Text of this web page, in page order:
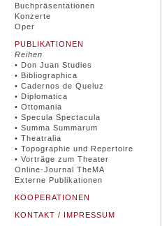
Buchpräsentationen
Konzerte
Oper
PUBLIKATIONEN
Reihen
• Don Juan Studies
• Bibliographica
• Cadernos de Queluz
• Diplomatica
• Ottomania
• Specula Spectacula
• Summa Summarum
• Theatralia
• Topographie und Repertoire
• Vorträge zum Theater
Online-Journal TheMA
Externe Publikationen
KOOPERATIONEN
KONTAKT / IMPRESSUM